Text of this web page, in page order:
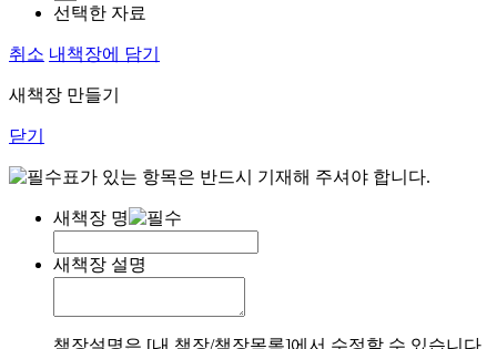
선택한 자료
취소 내책장에 담기
새책장 만들기
닫기
표가 있는 항목은 반드시 기재해 주셔야 합니다.
새책장 명
새책장 설명
책장설명은 [내 책장/책장목록]에서 수정할 수 있습니다.